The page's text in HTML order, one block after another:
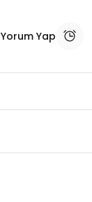
Yorum Yap